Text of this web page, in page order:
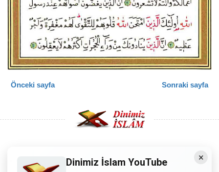
Önceki sayfa Sonraki sayfa
Copyright © 2008 - Dinimiz İslam. Her Hakkı Saklıdır.×
Dinimiz İslam YouTube